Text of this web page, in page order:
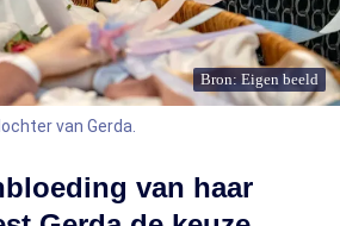
Bron: Eigen beeld
van Gerda.
van haar